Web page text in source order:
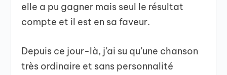
elle a pu gagner mais seul le résultat
compte et il est en sa faveur.
Depuis ce jour-là, j’ai su qu’une chanson
très ordinaire et sans personnalité